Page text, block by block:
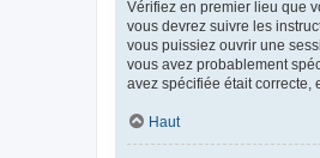
Vérifiez en premier lieu que
vous devrez suivre les
vous puissiez ouvrir une
vous avez probablement
avez spécifiée était correcte,
Haut